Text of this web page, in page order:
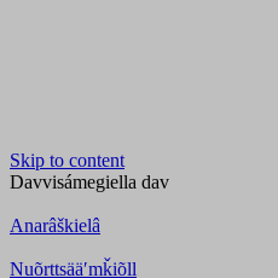
Skip to content
Davvisámegiella dav
Anarâškielâ
Nuõrttsääʹmǩiõll